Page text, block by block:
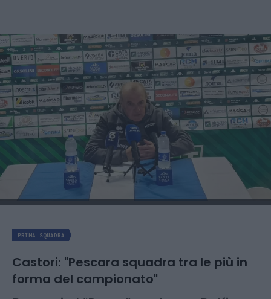
PRIMA SQUADRA
Castori: "Pescara squadra tra le più in
forma del campionato"